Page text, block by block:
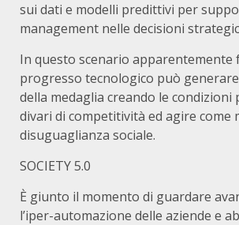
sui dati e modelli predittivi per
management nelle decisioni
In questo scenario apparentemente
progresso tecnologico può
della medaglia creando le condizioni
divari di competitività ed agire come
disuguaglianza sociale.
SOCIETY 5.0
È giunto il momento di guardare
l’iper-automazione delle aziende e